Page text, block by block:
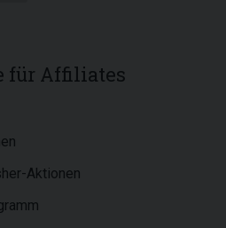
für Affiliates
Aktionen